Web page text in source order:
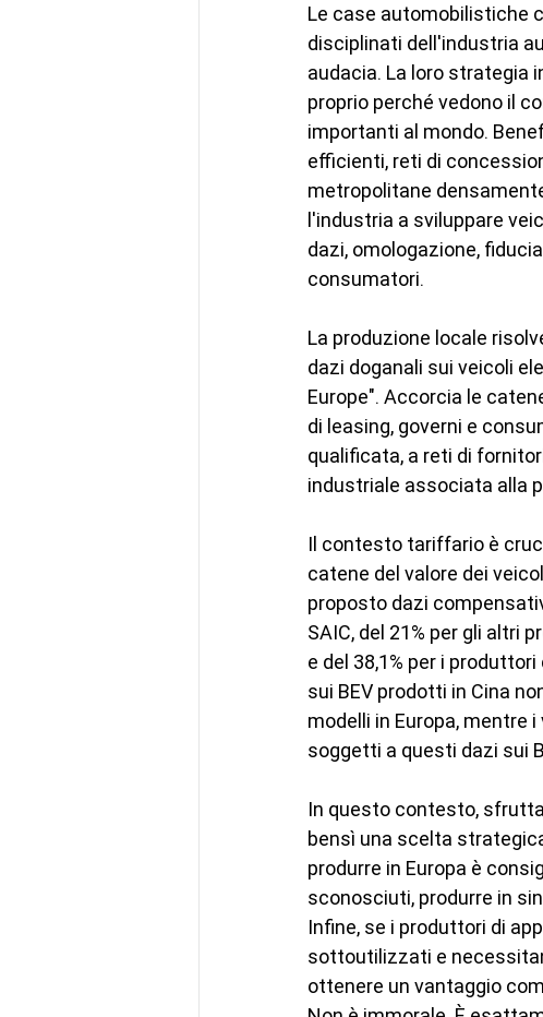
Le case automobilistiche
disciplinati dell'industria
audacia. La loro strategia
proprio perché vedono il
importanti al mondo.
efficienti, reti di
metropolitane
l'industria a sviluppare
dazi, omologazione,
consumatori.
La produzione locale
dazi doganali sui veicoli
Europe". Accorcia le
di leasing, governi e
qualificata, a reti di
industriale associata alla
Il contesto tariffario è
catene del valore dei
proposto dazi
SAIC, del 21% per gli altri
e del 38,1% per i
sui BEV prodotti in Cina
modelli in Europa, mentre
soggetti a questi dazi sui
In questo contesto,
bensì una scelta
produrre in Europa è
sconosciuti, produrre in
Infine, se i produttori di
sottoutilizzati e
ottenere un vantaggio